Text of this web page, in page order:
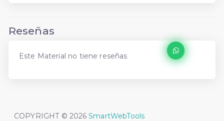
Reseñas
Este Material no tiene reseñas
COPYRIGHT © 2026 SmartWebTools